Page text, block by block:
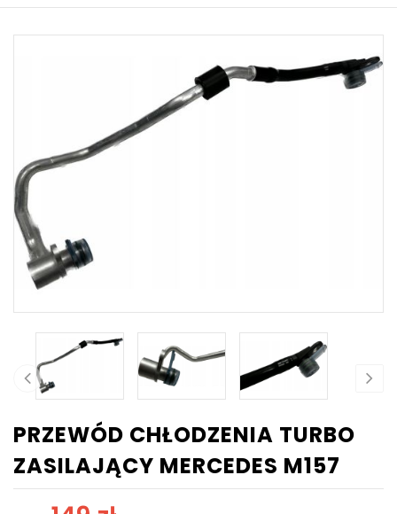
PRZEWÓD CHŁODZENIA TURBO
ZASILAJĄCY MERCEDES M157